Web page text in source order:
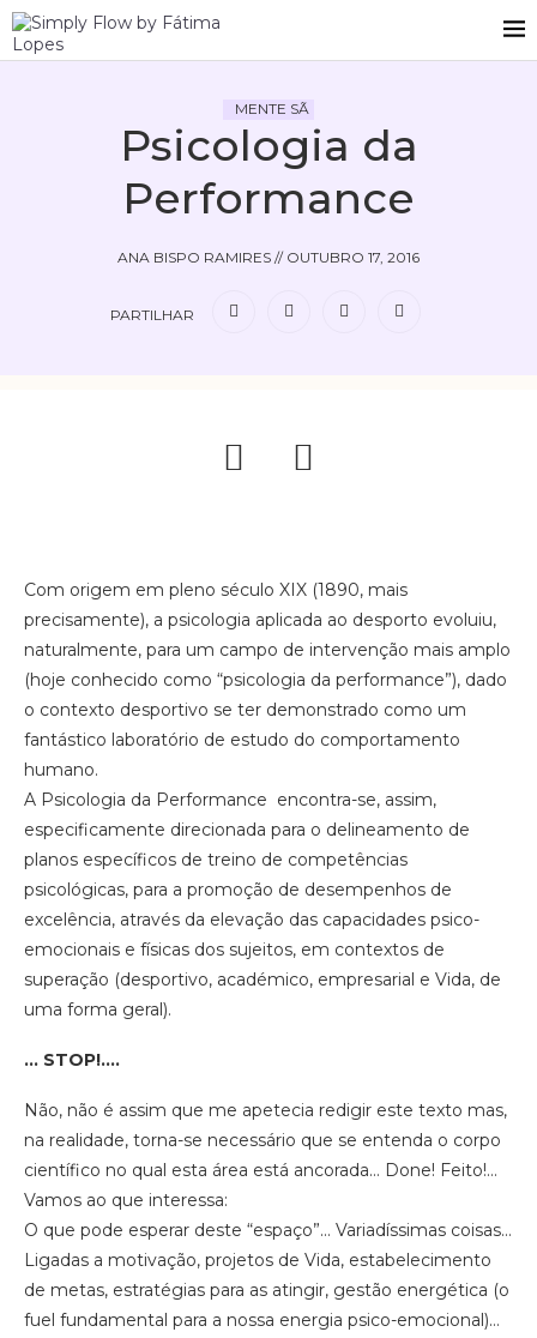
MENTE SÃ
Psicologia da
Performance
ANA BISPO RAMIRES // OUTUBRO 17, 2016
PARTILHAR
Com origem em pleno século XIX (1890, mais
precisamente), a psicologia aplicada ao desporto evoluiu,
naturalmente, para um campo de intervenção mais amplo
(hoje conhecido como “psicologia da performance”), dado
o contexto desportivo se ter demonstrado como um
fantástico laboratório de estudo do comportamento
humano.
A Psicologia da Performance encontra-se, assim,
especificamente direcionada para o delineamento de
planos específicos de treino de competências
psicológicas, para a promoção de desempenhos de
excelência, através da elevação das capacidades psico-
emocionais e físicas dos sujeitos, em contextos de
superação (desportivo, académico, empresarial e Vida, de
uma forma geral).
… STOP!….
Não, não é assim que me apetecia redigir este texto mas,
na realidade, torna-se necessário que se entenda o corpo
científico no qual esta área está ancorada… Done! Feito!…
Vamos ao que interessa:
O que pode esperar deste “espaço”… Variadíssimas coisas…
Ligadas a motivação, projetos de Vida, estabelecimento
de metas, estratégias para as atingir, gestão energética (o
fuel fundamental para a nossa energia psico-emocional)…